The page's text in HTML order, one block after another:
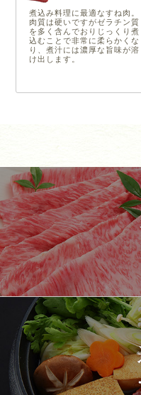
煮込み料理に最適なすね肉。
肉質は硬いですがゼラチン質
を多く含んでおりじっくり煮
込むことで非常に柔らかくな
り、煮汁には濃厚な旨味が溶
け出します。